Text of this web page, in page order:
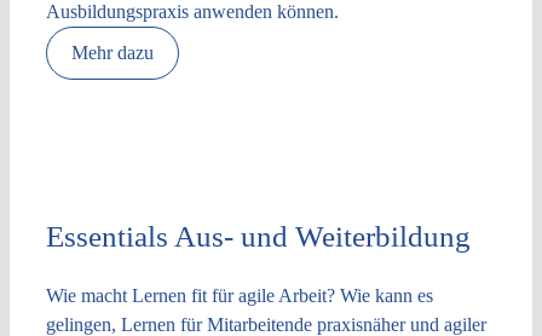
Ausbildungspraxis anwenden können.
Mehr dazu
Essentials Aus- und Weiterbildung
Wie macht Lernen fit für agile Arbeit? Wie kann es
gelingen, Lernen für Mitarbeitende praxisnäher und agiler